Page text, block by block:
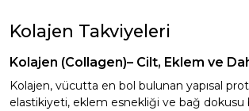
Kolajen Takviyeleri
Kolajen (Collagen)– Cilt, Eklem ve
Kolajen, vücutta en bol bulunan yapısal
elastikiyeti, eklem esnekliği ve bağ